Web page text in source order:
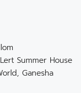
Summer House
Ganesha